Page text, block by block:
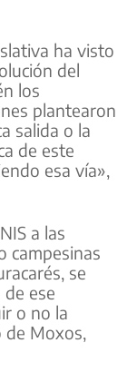
ha visto
del
los
plantearon
salida o la
de este
esa vía»,
a las
campesinas
se
ese
o no la
Moxos,